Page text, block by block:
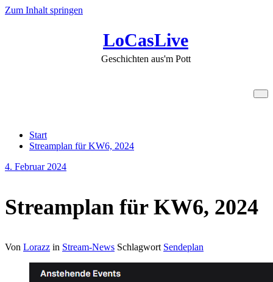
Zum Inhalt springen
LoCasLive
Geschichten aus'm Pott
Start
Streamplan für KW6, 2024
4. Februar 2024
Streamplan für KW6, 2024
Von Lorazz in Stream-News Schlagwort Sendeplan